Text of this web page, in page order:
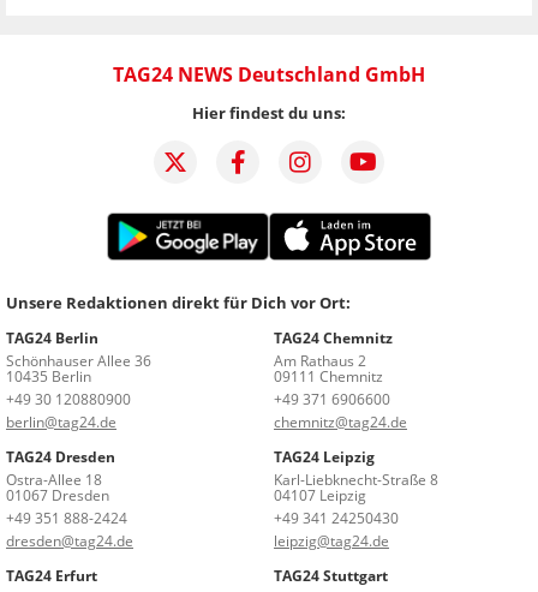
TAG24 NEWS Deutschland GmbH
Hier findest du uns:
Unsere Redaktionen direkt für Dich vor Ort:
TAG24 Berlin
Schönhauser Allee 36
10435 Berlin
+49 30 120880900
berlin@tag24.de
TAG24 Chemnitz
Am Rathaus 2
09111 Chemnitz
+49 371 6906600
chemnitz@tag24.de
TAG24 Dresden
Ostra-Allee 18
01067 Dresden
+49 351 888-2424
dresden@tag24.de
TAG24 Leipzig
Karl-Liebknecht-Straße 8
04107 Leipzig
+49 341 24250430
leipzig@tag24.de
TAG24 Erfurt
TAG24 Stuttgart